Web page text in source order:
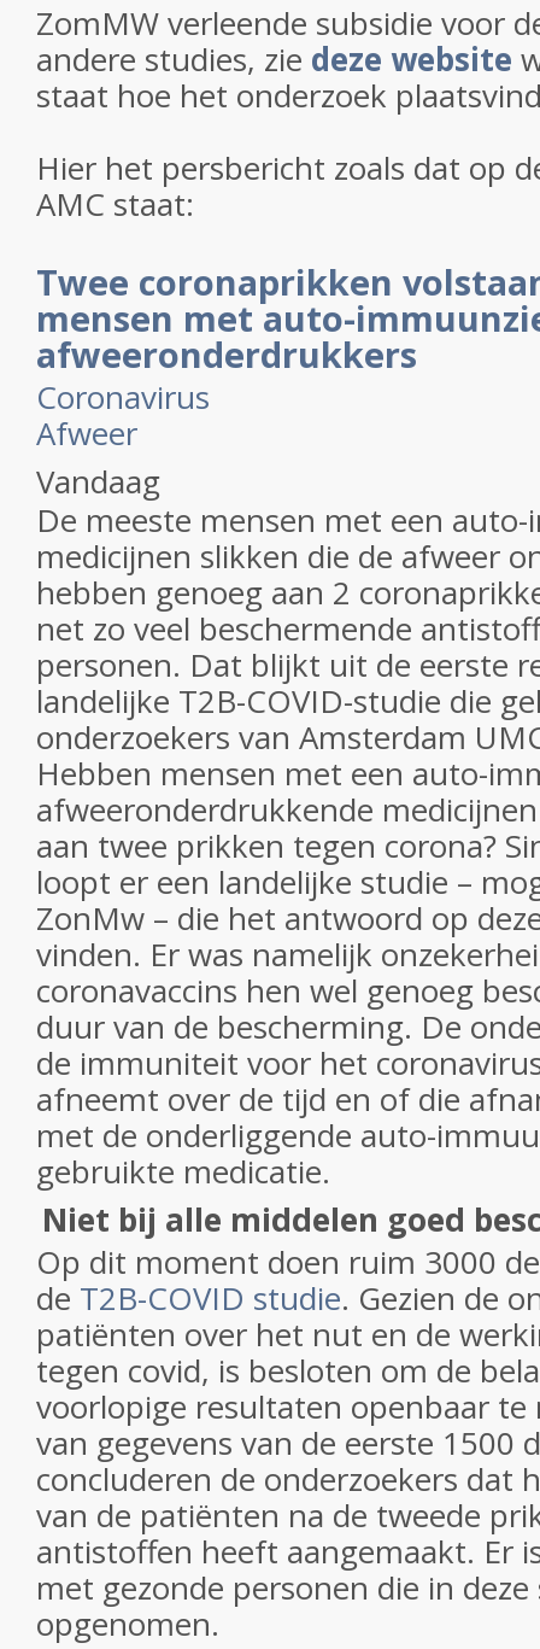
ZomMW verleende subsidie voor
andere studies, zie deze website
staat hoe het onderzoek
Hier het persbericht zoals dat op
AMC staat:
Twee coronaprikken
mensen met auto-
afweeronderdrukkers
Coronavirus
Afweer
Vandaag
De meeste mensen met een
medicijnen slikken die de afweer
hebben genoeg aan 2
net zo veel beschermende
personen. Dat blijkt uit de eerste
landelijke T2B-COVID-studie die
onderzoekers van Amsterdam
Hebben mensen met een auto-
afweeronderdrukkende
aan twee prikken tegen corona?
loopt er een landelijke studie –
ZonMw – die het antwoord op
vinden. Er was namelijk
coronavaccins hen wel genoeg
duur van de bescherming. De
de immuniteit voor het coronavirus
afneemt over de tijd en of die
met de onderliggende auto-
gebruikte medicatie.
Niet bij alle middelen goed
Op dit moment doen ruim 3000
de T2B-COVID studie. Gezien de
patiënten over het nut en de
tegen covid, is besloten om de
voorlopige resultaten openbaar te
van gegevens van de eerste 1500
concluderen de onderzoekers dat
van de patiënten na de tweede
antistoffen heeft aangemaakt. Er
met gezonde personen die in
opgenomen.